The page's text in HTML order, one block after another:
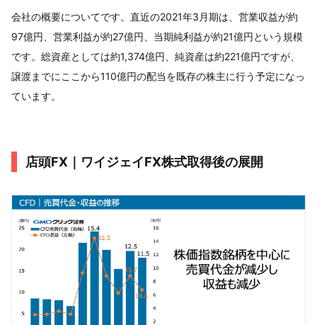
会社の概要についてです。直近の2021年3月期は、営業収益が約
97億円、営業利益が約27億円、当期純利益が約21億円という規模
です。総資産としては約1,374億円、純資産は約221億円ですが、
譲渡までにここから110億円の配当を既存の株主に行う予定になっ
ています。
店頭FX｜ワイジェイFX株式取得後の展開